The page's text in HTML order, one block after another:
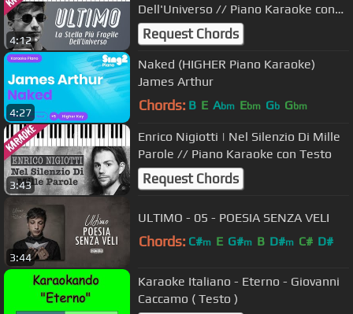
4:12
Dell'Universo // Piano Karaoke con
Testo
Request Chords
4:27
Naked (HIGHER Piano Karaoke)
James Arthur
Chords: B E Abm Ebm Gb Gbm
3:43
Enrico Nigiotti | Nel Silenzio Di Mille
Parole // Piano Karaoke con Testo
Request Chords
3:44
ULTIMO - 05 - POESIA SENZA VELI
Chords: C#m E G#m B D#m C# D#
Karaoke Italiano - Eterno - Giovanni
Caccamo ( Testo )